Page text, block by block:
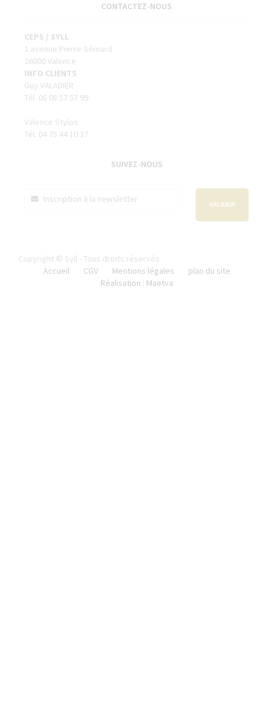
CONTACTEZ-NOUS
CEPS / SYLL
1 avenue Pierre Sémard
26000 Valence
INFO CLIENTS
Guy VALADIER
Tél. 06 08 57 57 99
Valence Stylos
Tél. 04 75 44 10 37
SUIVEZ-NOUS
VALIDER
Copyright © Syll - Tous droits réservés
Accueil
CGV Mentions légales
plan du site
Réalisation : Maetva